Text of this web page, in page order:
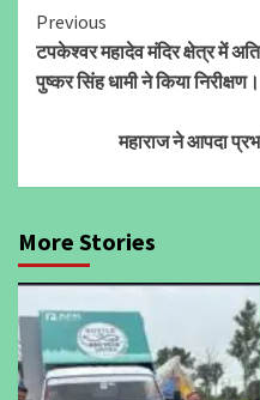
Continue
Reading
Previous
टपकेश्वर महादेव मंदिर क्षेत्र में
पुष्कर सिंह धामी ने किया निरीक्षण।
महाराज ने आपदा
More Stories